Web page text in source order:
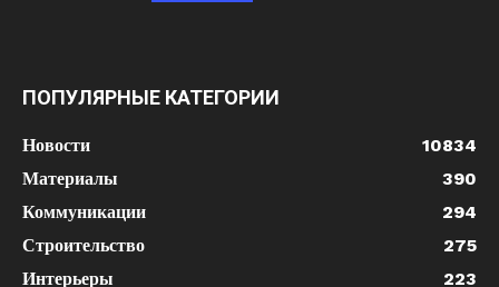
ПОПУЛЯРНЫЕ КАТЕГОРИИ
Новости
10834
Материалы
390
Коммуникации
294
Строительство
275
Интерьеры
223